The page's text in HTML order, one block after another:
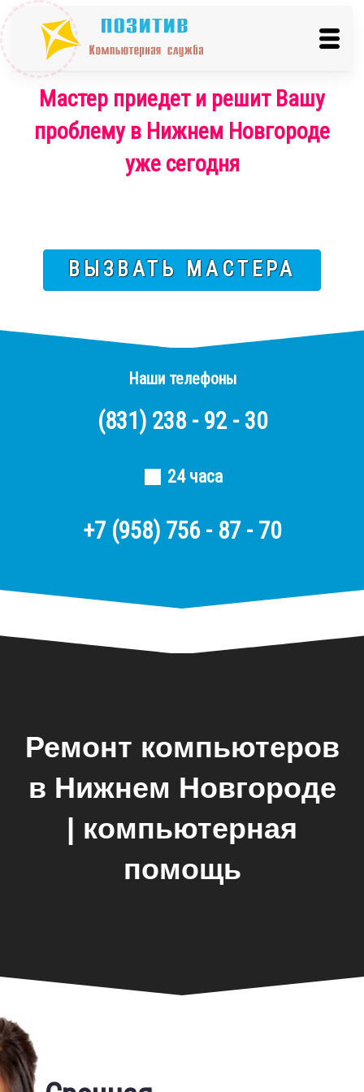
Мастер приедет и решит Вашу
проблему в Нижнем Новгороде
уже сегодня
ВЫЗВАТЬ МАСТЕРА
Наши телефоны
(831) 238 - 92 - 30
24 часа
+7 (958) 756 - 87 - 70
Ремонт компьютеров
в Нижнем Новгороде
| компьютерная
помощь